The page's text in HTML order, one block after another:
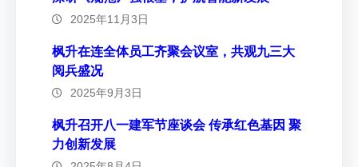
2025年11月3日
枫升在连全体员工齐聚会议室，共观九三大
阅兵盛况
2025年9月3日
枫升召开八一建军节座谈会 传承红色基因 聚
力创新发展